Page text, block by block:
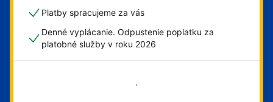
Platby spracujeme za vás
Denné vyplácanie. Odpustenie poplatku za
platobné služby v roku 2026